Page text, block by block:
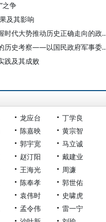
之争
及其影响
张海鹏：中国共产党是抗战时
金之夏：国民党战时民众工作失败
践及其成败
龙应台
丁学良
陈嘉映
黄宗智
郭宇宽
马立诚
赵汀阳
戴建业
王海光
周濂
陈奉孝
郭世佑
袁伟时
史啸虎
孟令伟
雷一宁